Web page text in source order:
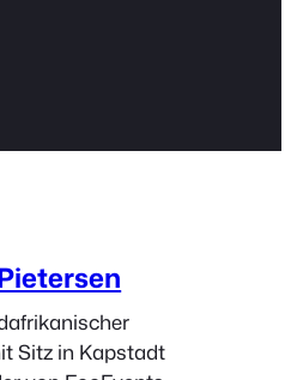
Sitz in Kapstadt